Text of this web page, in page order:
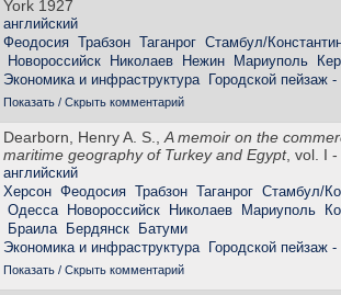
York 1927
английский
Феодосия Трабзон Таганрог Стамбул/
Новороссийск
Николаев Нежин Мариуполь
Экономика и инфраструктура
Городской пейзаж
Показать / Скрыть комментарий
Dearborn, Henry A. S.,A memoir on the
maritime geography of Turkey and Egypt, vol. I -
английский
Херсон Феодосия Трабзон Таганрог Стамбул/
Одесса
Новороссийск Николаев Мариуполь
Браила
Бердянск
Батуми
Экономика и инфраструктура
Городской пейзаж
Показать / Скрыть комментарий